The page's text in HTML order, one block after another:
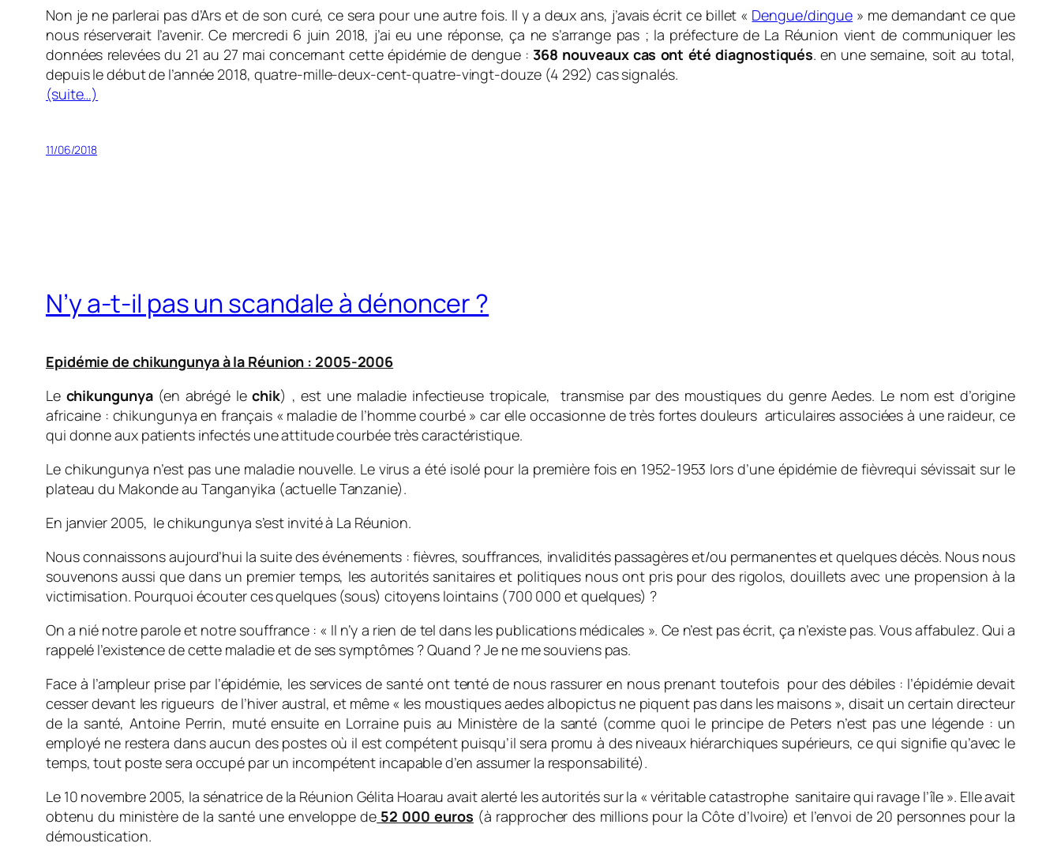
Non je ne parlerai pas d’Ars et de son curé, ce sera pour une autre fois. Il y a deux ans, j’avais écrit ce billet « Dengue/dingue » me demandant ce que
nous réserverait l’avenir. Ce mercredi 6 juin 2018, j’ai eu une réponse, ça ne s’arrange pas ; la préfecture de La Réunion vient de communiquer les
données relevées du 21 au 27 mai concernant cette épidémie de dengue :368 nouveaux cas ont été diagnostiqués. en une semaine, soit au total,
depuis le début de l’année 2018, quatre-mille-deux-cent-quatre-vingt-douze (4 292) cas signalés.
(suite…)
11/06/2018
N’y a-t-il pas un scandale à dénoncer ?
Epidémie de chikungunya à la Réunion : 2005-2006
Le chikungunya(en abrégé lechik) , est une maladie infectieuse tropicale, transmise par des moustiques du genre Aedes. Le nom est d’origine
africaine : chikungunya en français « maladie de l’homme courbé » car elle occasionne de très fortes douleurs articulaires associées à une raideur, ce
qui donne aux patients infectés une attitude courbée très caractéristique.
Le chikungunya n’est pas une maladie nouvelle. Le virus a été isolé pour la première fois en 1952-1953 lors d’une épidémie de fièvrequi sévissait sur le
plateau du Makonde au Tanganyika (actuelle Tanzanie).
En janvier 2005, le chikungunya s’est invité à La Réunion.
Nous connaissons aujourd’hui la suite des événements : fièvres, souffrances, invalidités passagères et/ou permanentes et quelques décès. Nous nous
souvenons aussi que dans un premier temps, les autorités sanitaires et politiques nous ont pris pour des rigolos, douillets avec une propension à la
victimisation. Pourquoi écouter ces quelques (sous) citoyens lointains (700 000 et quelques) ?
On a nié notre parole et notre souffrance : « Il n’y a rien de tel dans les publications médicales ». Ce n’est pas écrit, ça n’existe pas. Vous affabulez. Qui a
rappelé l’existence de cette maladie et de ses symptômes ? Quand ? Je ne me souviens pas.
Face à l’ampleur prise par l’épidémie, les services de santé ont tenté de nous rassurer en nous prenant toutefois pour des débiles : l’épidémie devait
cesser devant les rigueurs de l’hiver austral, et même « les moustiques aedes albopictus ne piquent pas dans les maisons », disait un certain directeur
de la santé, Antoine Perrin, muté ensuite en Lorraine puis au Ministère de la santé (comme quoi le principe de Peters n’est pas une légende : un
employé ne restera dans aucun des postes où il est compétent puisqu’il sera promu à des niveaux hiérarchiques supérieurs, ce qui signifie qu’avec le
temps, tout poste sera occupé par un incompétent incapable d’en assumer la responsabilité).
Le 10 novembre 2005, la sénatrice de la Réunion Gélita Hoarau avait alerté les autorités sur la « véritable catastrophe sanitaire qui ravage l’île ». Elle avait
obtenu du ministère de la santé une enveloppe de 52 000 euros (à rapprocher des millions pour la Côte d’Ivoire) et l’envoi de 20 personnes pour la
démoustication.